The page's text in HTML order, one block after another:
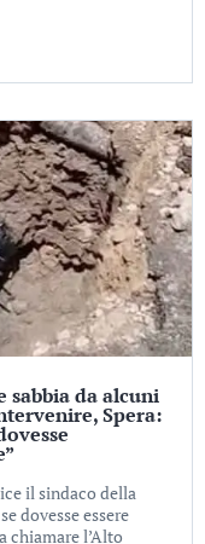
sabbia da alcuni
Spera:
il sindaco della
dovesse essere
chiamare l’Alto